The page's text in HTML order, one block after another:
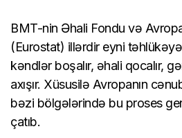
BMT-nin Əhali Fondu və
(Eurostat) illərdir eyni
kəndlər boşalır, əhali qocalır,
axışır. Xüsusilə Avropanın
bəzi bölgələrində bu proses
çatıb.